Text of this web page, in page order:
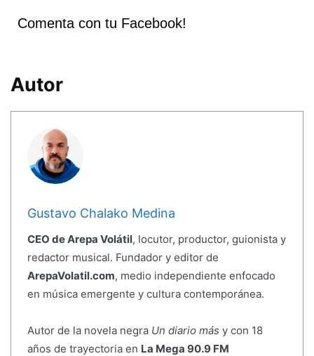
Comenta con tu Facebook!
Autor
Gustavo Chalako Medina
CEO de Arepa Volátil, locutor, productor, guionista y
redactor musical. Fundador y editor de
ArepaVolatil.com, medio independiente enfocado
en música emergente y cultura contemporánea.
Autor de la novela negra Un diario más y con 18
años de trayectoria en La Mega 90.9 FM